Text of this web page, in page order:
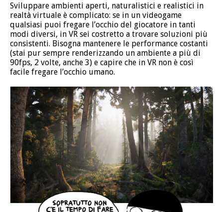
Sviluppare ambienti aperti, naturalistici e realistici in
realtà virtuale è complicato: se in un videogame
qualsiasi puoi fregare l’occhio del giocatore in tanti
modi diversi, in VR sei costretto a trovare soluzioni più
consistenti. Bisogna mantenere le performance costanti
(stai pur sempre renderizzando un ambiente a più di
90fps, 2 volte, anche 3) e capire che in VR non è così
facile fregare l’occhio umano.